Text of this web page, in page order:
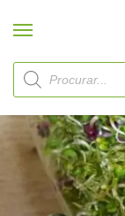
Potes de germinação